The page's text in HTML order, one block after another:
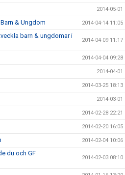
2014-05-01
& Ungdom 2014-04-14 11:05
barn & ungdomar i
2014-04-09 11:17
2014-04-04 09:28
2014-04-01
2014-03-25 18:13
2014-03-01
2014-02-28 22:21
2014-02-20 16:05
2014-02-04 10:06
du och GF
2014-02-03 08:10